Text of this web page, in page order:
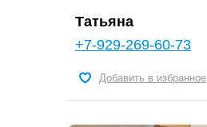
Татьяна
+7-929-269-60-73
Добавить в избранное